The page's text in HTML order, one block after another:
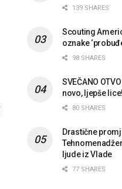
139 SHARES
Scouting
oznake
98 SHARES
SVEČANO
novo, ljepše lice!
80 SHARES
Drastične
ljude iz Vlade
77 SHARES